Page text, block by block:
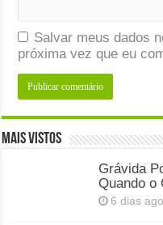
Salvar meus dados
próxima vez que eu
Mais Vistos
Grávida
Quando o
6 dias ago